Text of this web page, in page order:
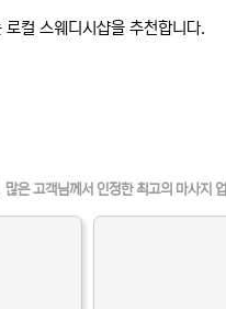
컬 스웨디시샵을 추천합니다.
많은 고객님께서 인정한 최고의 마사지